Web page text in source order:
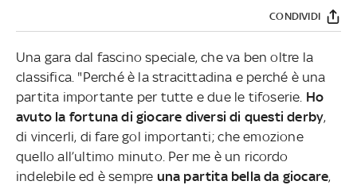
CONDIVIDI
Una gara dal fascino speciale, che va ben oltre la
classifica. "Perché è la stracittadina e perché è una
partita importante per tutte e due le tifoserie. Ho
avuto la fortuna di giocare diversi di questi derby,
di vincerli, di fare gol importanti; che emozione
quello all’ultimo minuto. Per me è un ricordo
indelebile ed è sempre una partita bella da giocare,